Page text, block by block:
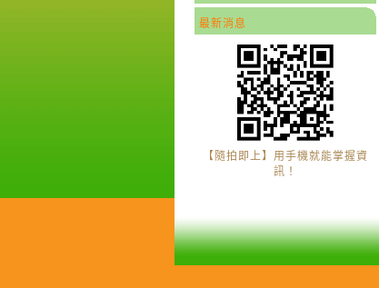
最新消息
【隨拍即上】用手機就能掌握資
訊！